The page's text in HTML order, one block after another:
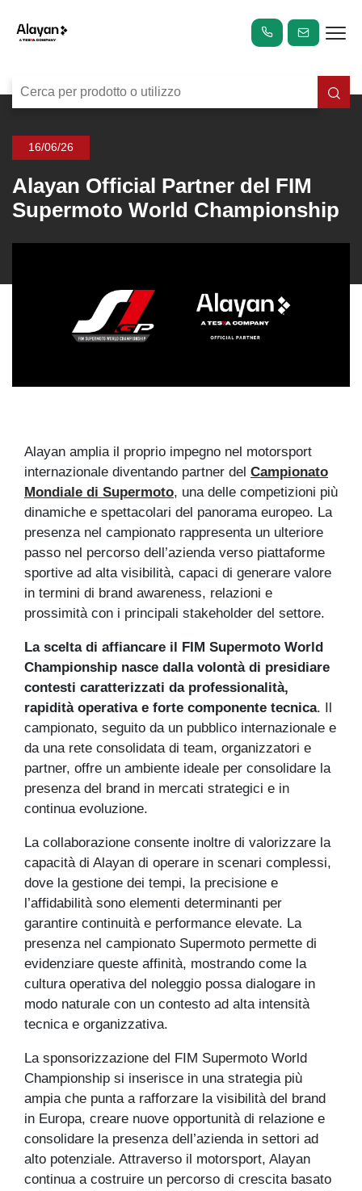
Alayan Official Partner del FIM
Supermoto World Championship
16/06/26
Alayan amplia il proprio impegno nel motorsport
internazionale diventando partner del Campionato
Mondiale di Supermoto, una delle competizioni più
dinamiche e spettacolari del panorama europeo. La
presenza nel campionato rappresenta un ulteriore
passo nel percorso dell’azienda verso piattaforme
sportive ad alta visibilità, capaci di generare valore
in termini di brand awareness, relazioni e
prossimità con i principali stakeholder del settore.
La scelta di affiancare il FIM Supermoto World
Championship nasce dalla volontà di presidiare
contesti caratterizzati da professionalità,
rapidità operativa e forte componente tecnica. Il
campionato, seguito da un pubblico internazionale e
da una rete consolidata di team, organizzatori e
partner, offre un ambiente ideale per consolidare la
presenza del brand in mercati strategici e in
continua evoluzione.
La collaborazione consente inoltre di valorizzare la
capacità di Alayan di operare in scenari complessi,
dove la gestione dei tempi, la precisione e
l’affidabilità sono elementi determinanti per
garantire continuità e performance elevate. La
presenza nel campionato Supermoto permette di
evidenziare queste affinità, mostrando come la
cultura operativa del noleggio possa dialogare in
modo naturale con un contesto ad alta intensità
tecnica e organizzativa.
La sponsorizzazione del FIM Supermoto World
Championship si inserisce in una strategia più
ampia che punta a rafforzare la visibilità del brand
in Europa, creare nuove opportunità di relazione e
consolidare la presenza dell’azienda in settori ad
alto potenziale. Attraverso il motorsport, Alayan
continua a costruire un percorso di crescita basato